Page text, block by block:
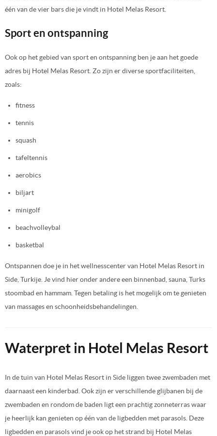
één van de vier bars die je vindt in Hotel Melas Resort.
Sport en ontspanning
Ook op het gebied van sport en ontspanning ben je aan het goede
adres bij Hotel Melas Resort. Zo zijn er diverse sportfaciliteiten,
zoals:
fitness
tennis
squash
tafeltennis
aerobics
biljart
minigolf
beachvolleybal
basketbal
Ontspannen doe je in het wellnesscenter van Hotel Melas Resort in
Side, Turkije. Je vind hier onder andere een binnenbad, sauna, Turks
stoombad en hammam. Tegen betaling is het mogelijk om te genieten
van massages en schoonheidsbehandelingen.
Waterpret in Hotel Melas Resort
In de tuin van Hotel Melas Resort in Side liggen twee zwembaden met
daarnaast een kinderbad. Ook zijn er verschillende glijbanen bij de
zwembaden en rondom de baden ligt een prachtig zonneterras waar
je heerlijk kan genieten op één van de ligbedden met parasols. Deze
ligbedden en parasols vind je ook op het strand bij Hotel Melas